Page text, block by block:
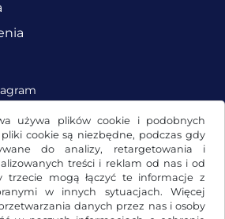
używa plików cookie i podobnych
cookie są niezbędne, podczas gdy
do analizy, retargetowania i
treści i reklam od nas i od
trzecie mogą łączyć te informacje z
w innych sytuacjach. Więcej
danych przez nas i osoby